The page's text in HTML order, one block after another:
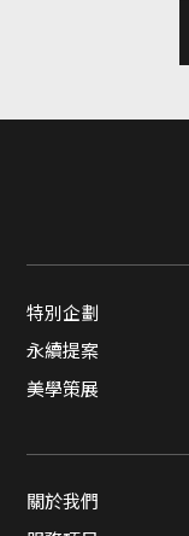
特別企劃
永續提案
美學策展
關於我們